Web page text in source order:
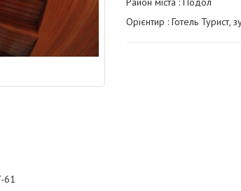
Орієнтир : Готель Турист,
61